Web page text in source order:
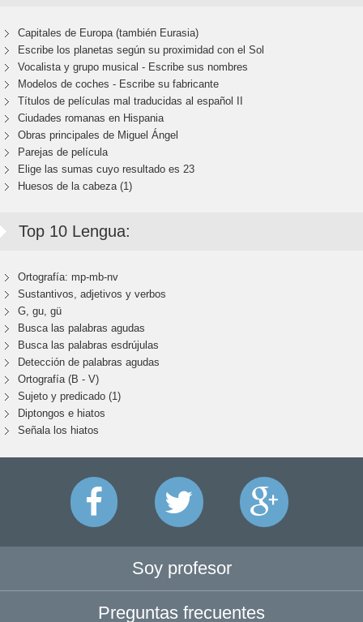
Capitales de Europa (también Eurasia)
Escribe los planetas según su proximidad con el Sol
Vocalista y grupo musical - Escribe sus nombres
Modelos de coches - Escribe su fabricante
Títulos de películas mal traducidas al español II
Ciudades romanas en Hispania
Obras principales de Miguel Ángel
Parejas de película
Elige las sumas cuyo resultado es 23
Huesos de la cabeza (1)
Top 10 Lengua:
Ortografía: mp-mb-nv
Sustantivos, adjetivos y verbos
G, gu, gü
Busca las palabras agudas
Busca las palabras esdrújulas
Detección de palabras agudas
Ortografía (B - V)
Sujeto y predicado (1)
Diptongos e hiatos
Señala los hiatos
Soy profesor
Preguntas frecuentes